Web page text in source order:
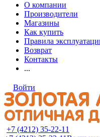
О компании
Производители
Магазины
Как купить
Правила
Возврат
Контакты
...
Войти
+7 (4212) 35-22-11